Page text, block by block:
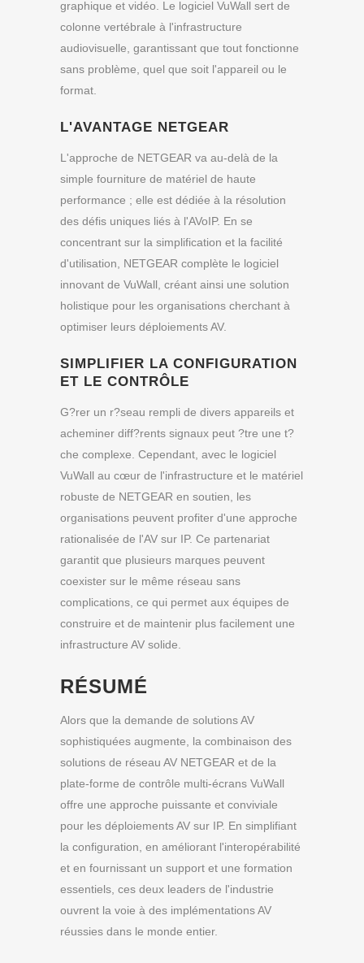
graphique et vidéo. Le logiciel VuWall sert de
colonne vertébrale à l'infrastructure
audiovisuelle, garantissant que tout fonctionne
sans problème, quel que soit l'appareil ou le
format.
L'AVANTAGE NETGEAR
L'approche de NETGEAR va au-delà de la
simple fourniture de matériel de haute
performance ; elle est dédiée à la résolution
des défis uniques liés à l'AVoIP. En se
concentrant sur la simplification et la facilité
d'utilisation, NETGEAR complète le logiciel
innovant de VuWall, créant ainsi une solution
holistique pour les organisations cherchant à
optimiser leurs déploiements AV.
SIMPLIFIER LA CONFIGURATION
ET LE CONTRÔLE
G?rer un r?seau rempli de divers appareils et
acheminer diff?rents signaux peut ?tre une t?
che complexe. Cependant, avec le logiciel
VuWall au cœur de l'infrastructure et le matériel
robuste de NETGEAR en soutien, les
organisations peuvent profiter d'une approche
rationalisée de l'AV sur IP. Ce partenariat
garantit que plusieurs marques peuvent
coexister sur le même réseau sans
complications, ce qui permet aux équipes de
construire et de maintenir plus facilement une
infrastructure AV solide.
RÉSUMÉ
Alors que la demande de solutions AV
sophistiquées augmente, la combinaison des
solutions de réseau AV NETGEAR et de la
plate-forme de contrôle multi-écrans VuWall
offre une approche puissante et conviviale
pour les déploiements AV sur IP. En simplifiant
la configuration, en améliorant l'interopérabilité
et en fournissant un support et une formation
essentiels, ces deux leaders de l'industrie
ouvrent la voie à des implémentations AV
réussies dans le monde entier.